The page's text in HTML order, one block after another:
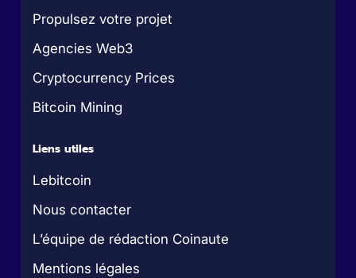
Propulsez votre projet
Agencies Web3
Cryptocurrency Prices
Bitcoin Mining
Liens utiles
Lebitcoin
Nous contacter
L’équipe de rédaction Coinaute
Mentions légales